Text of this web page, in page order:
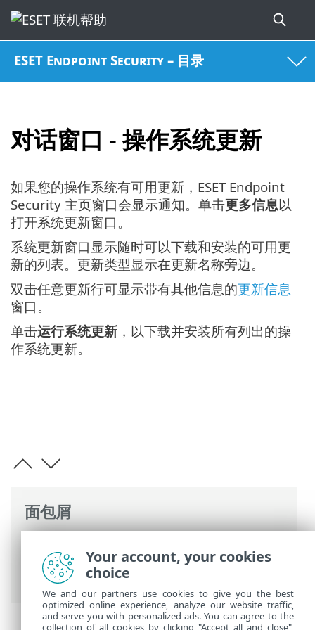
ESET Endpoint Security – 目录
对话窗口 - 操作系统更新
面包屑
高级设置
>工具 >Microsoft Windows 更新
> 对话窗口 - 操作系统更新
如果您的操作系统有可用更新，ESET Endpoint
Security 主页窗口会显示通知。单击更多信息以
打开系统更新窗口。
系统更新窗口显示随时可以下载和安装的可用更
新的列表。更新类型显示在更新名称旁边。
双击任意更新行可显示带有其他信息的更新信息
窗口。
单击运行系统更新 ，以下载并安装所有列出的操
作系统更新。
Your account, your cookies
choice
We and our partners use cookies to give you the best
optimized online experience, analyze our website traffic,
and serve you with personalized ads. You can agree to the
collection of all cookies by clicking "Accept all and close",